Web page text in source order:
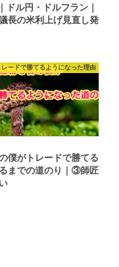
ドル円・ドルフラン｜
長の米利上げ見直し発
レードで勝てるようになった理由
僕がトレードで勝てる
までの道のり｜③師匠